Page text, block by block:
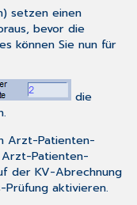
setzen einen
bevor die
können Sie nun für
die
Arzt-Patienten-
Patienten-
der KV-Abrechnung
Prüfung aktivieren.